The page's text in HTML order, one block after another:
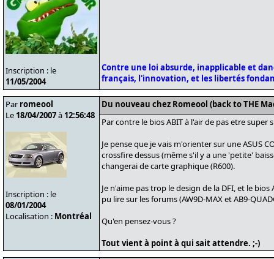
Inscription : le
11/05/2004
Contre une loi absurde, inapplicable et
français, l'innovation, et les libertés
Par romeool
Le 18/04/2007à 12:56:48
Inscription : le
08/01/2004
Localisation : Montréal
Du nouveau chez Romeool (back to THE
Par contre le bios ABIT à l'air de pas etre super
Je pense que je vais m'orienter sur une ASUS
crossfire dessus (même s'il y a une 'petite'
changerai de carte graphique (R600).
Je n'aime pas trop le design de la DFI, et le
pu lire sur les forums (AW9D-MAX et AB9-
Qu'en pensez-vous ?
Tout vient à point à qui sait attendre. ;-)